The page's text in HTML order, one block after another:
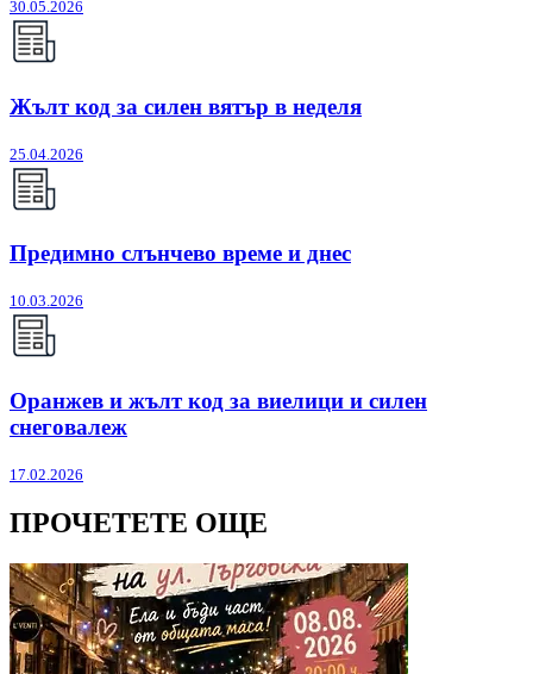
30.05.2026
Жълт код за силен вятър в неделя
25.04.2026
Предимно слънчево време и днес
10.03.2026
Оранжев и жълт код за виелици и силен
снеговалеж
17.02.2026
ПРОЧЕТЕТЕ ОЩЕ